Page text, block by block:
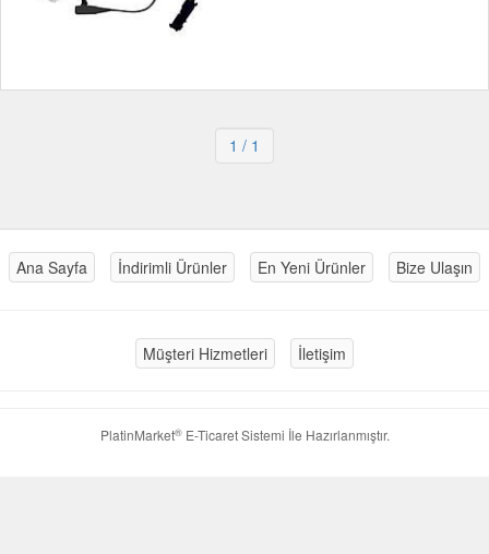
1 / 1
Ana Sayfa İndirimli Ürünler En Yeni Ürünler Bize Ulaşın
Müşteri Hizmetleri İletişim
PlatinMarket®E-Ticaret Sistemi İle Hazırlanmıştır.